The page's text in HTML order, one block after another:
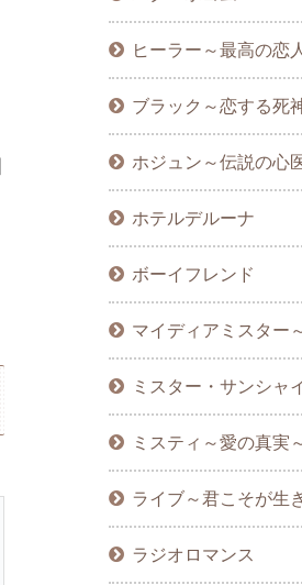
ヒーラー～最高の恋
ブラック～恋する死
ホジュン～伝説の心
ホテルデルーナ
ボーイフレンド
マイディアミスター
ミスター・サンシャ
ミスティ～愛の真実
ライブ～君こそが生
ラジオロマンス